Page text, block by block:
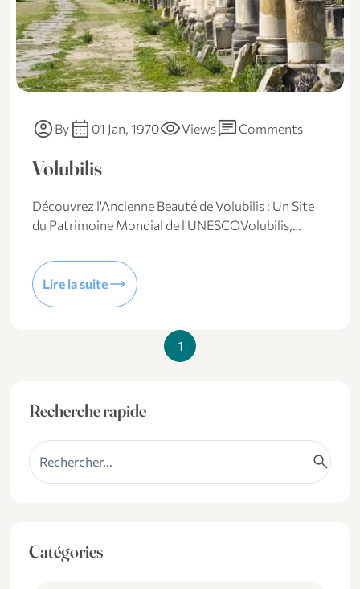
account_circle By calendar_month 01 Jan, 1970visibilityViewschat Comments
Volubilis
Découvrez l'Ancienne Beauté de Volubilis : Un Site
du Patrimoine Mondial de l'UNESCOVolubilis,…
Lire la suitetrending_flat
1
Recherche rapide
search
Catégories